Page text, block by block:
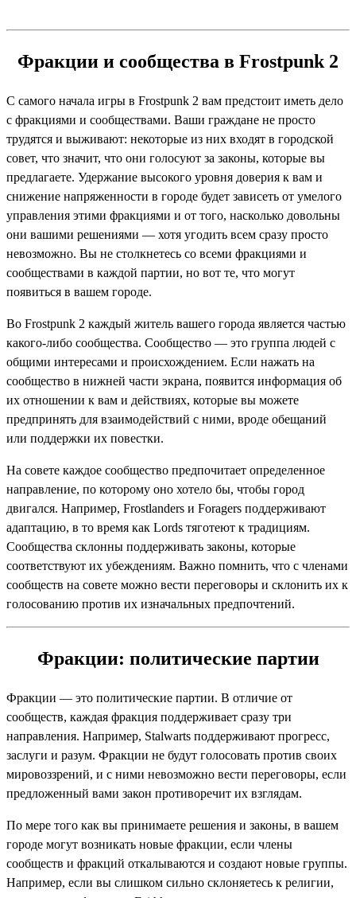
Фракции и сообщества в Frostpunk 2
С самого начала игры в Frostpunk 2 вам предстоит иметь дело
с фракциями и сообществами. Ваши граждане не просто
трудятся и выживают: некоторые из них входят в городской
совет, что значит, что они голосуют за законы, которые вы
предлагаете. Удержание высокого уровня доверия к вам и
снижение напряженности в городе будет зависеть от умелого
управления этими фракциями и от того, насколько довольны
они вашими решениями — хотя угодить всем сразу просто
невозможно. Вы не столкнетесь со всеми фракциями и
сообществами в каждой партии, но вот те, что могут
появиться в вашем городе.
Во Frostpunk 2 каждый житель вашего города является частью
какого-либо сообщества. Сообщество — это группа людей с
общими интересами и происхождением. Если нажать на
сообщество в нижней части экрана, появится информация об
их отношении к вам и действиях, которые вы можете
предпринять для взаимодействий с ними, вроде обещаний
или поддержки их повестки.
На совете каждое сообщество предпочитает определенное
направление, по которому оно хотело бы, чтобы город
двигался. Например, Frostlanders и Foragers поддерживают
адаптацию, в то время как Lords тяготеют к традициям.
Сообщества склонны поддерживать законы, которые
соответствуют их убеждениям. Важно помнить, что с членами
сообществ на совете можно вести переговоры и склонить их к
голосованию против их изначальных предпочтений.
Фракции: политические партии
Фракции — это политические партии. В отличие от
сообществ, каждая фракция поддерживает сразу три
направления. Например, Stalwarts поддерживают прогресс,
заслуги и разум. Фракции не будут голосовать против своих
мировоззрений, и с ними невозможно вести переговоры, если
предложенный вами закон противоречит их взглядам.
По мере того как вы принимаете решения и законы, в вашем
городе могут возникать новые фракции, если члены
сообществ и фракций откалываются и создают новые группы.
Например, если вы слишком сильно склоняетесь к религии,